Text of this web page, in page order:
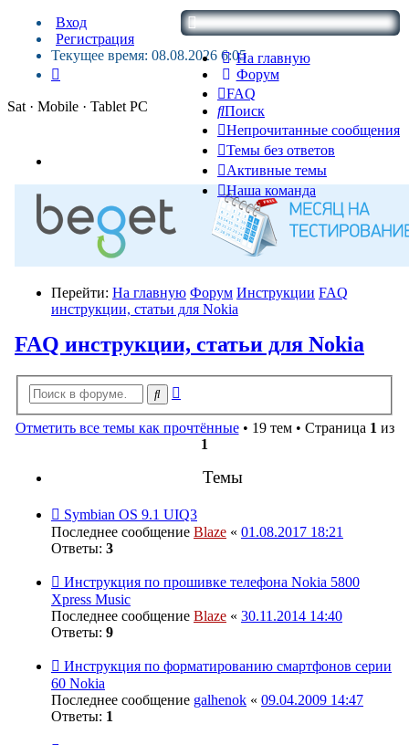
На главную
Форум
FAQ
Поиск
Непрочитанные сообщения
Темы без ответов
Активные темы
Наша команда
Вход
Регистрация
Текущее время: 08.08.2026 6:05
Sat · Mobile · Tablet PC
Перейти: На главную Форум Инструкции FAQ
инструкции, статьи для Nokia
FAQ инструкции, статьи для Nokia
Поиск
Отметить все темы как прочтённые• 19 тем • Страница 1 из
1
Темы
Symbian OS 9.1 UIQ3
Последнее сообщение Blaze « 01.08.2017 18:21
Ответы: 3
Инструкция по прошивке телефона Nokia 5800
Хpress Music
Последнее сообщение Blaze « 30.11.2014 14:40
Ответы: 9
Инструкция по форматированию смартфонов серии
60 Nokia
Последнее сообщение galhenok « 09.04.2009 14:47
Ответы: 1